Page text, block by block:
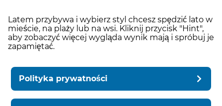
Latem przybywa i wybierz styl chcesz spędzić lato w
mieście, na plaży lub na wsi. Kliknij przycisk "Hint",
aby zobaczyć więcej wygląda wynik mają i spróbuj je
zapamiętać.
Polityka prywatności